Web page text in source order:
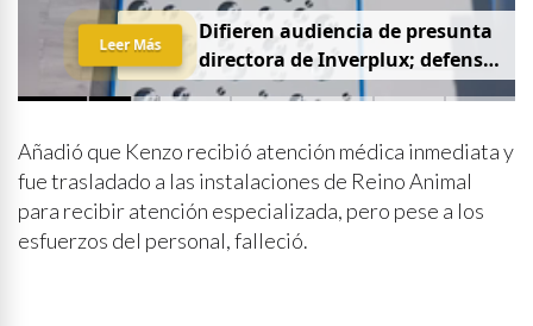
Difieren audiencia de presunta
directora deInverplux; defensa
pidequeseaprivadaysin
Leer Más
Añadió que Kenzo recibió atención médica inmediata y
fue trasladado a las instalaciones de Reino Animal
para recibir atención especializada, pero pese a los
esfuerzos del personal, falleció.